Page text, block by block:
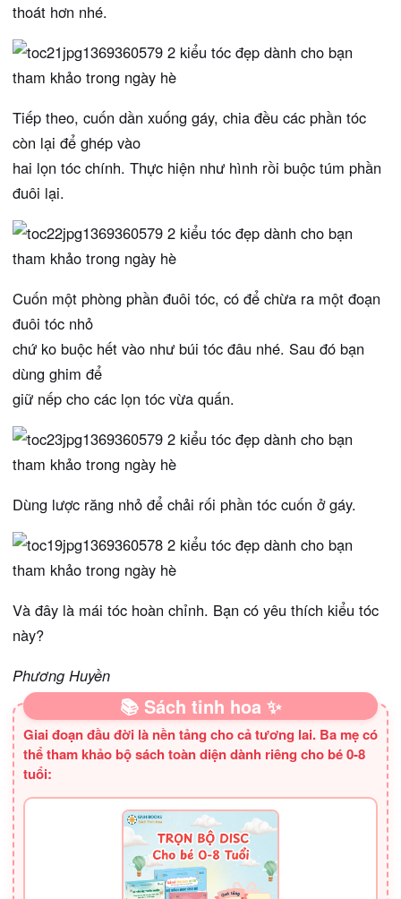
thoát hơn nhé.
Tiếp theo, cuốn dần xuống gáy, chia đều các phần tóc
còn lại để ghép vào
hai lọn tóc chính. Thực hiện như hình rồi buộc túm phần
đuôi lại.
Cuốn một phòng phần đuôi tóc, có để chừa ra một đoạn
đuôi tóc nhỏ
chứ ko buộc hết vào như búi tóc đâu nhé. Sau đó bạn
dùng ghim để
giữ nếp cho các lọn tóc vừa quấn.
Dùng lược răng nhỏ để chải rối phần tóc cuốn ở gáy.
Và đây là mái tóc hoàn chỉnh. Bạn có yêu thích kiểu tóc
này?
Phương Huyền
📚 Sách tinh hoa ✨
Giai đoạn đầu đời là nền tảng cho cả tương lai. Ba mẹ có
thể tham khảo bộ sách toàn diện dành riêng cho bé 0-8
tuổi: